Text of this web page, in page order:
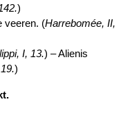
)
veeren. (Harrebomée, II,
I, 13.) – Alienis
)